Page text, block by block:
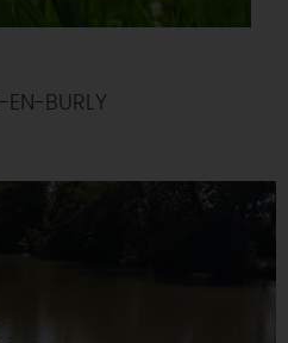
BURLY